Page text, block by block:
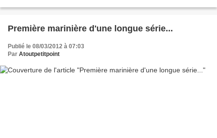
Première marinière d'une longue série...
Publié le 08/03/2012 à 07:03
Par Atoutpetitpoint